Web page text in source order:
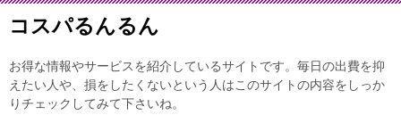
コスパるんるん
お得な情報やサービスを紹介しているサイトです。毎日の出費を抑
えたい人や、損をしたくないという人はこのサイトの内容をしっか
りチェックしてみて下さいね。